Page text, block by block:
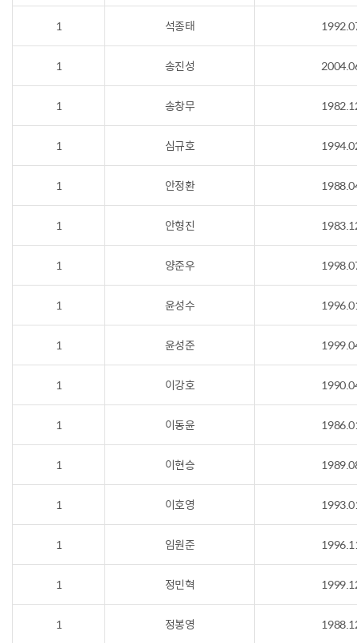
1 석종태
1 송진성
1 송창무
1 심규호
1 안정환
1 안형진
1 양준우
1 윤성수
1 윤성준
1 이강호
1 이동윤
1 이현승
1 이호영
1 임원준
1 정민혁
1 정봉영